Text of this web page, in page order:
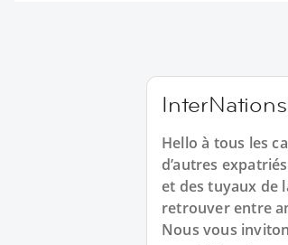
Hello à tous les
d’autres
et des tuyaux de
retrouver entre
Nous vous